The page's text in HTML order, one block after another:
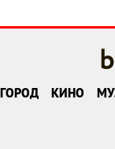
ГОРОД КИНО